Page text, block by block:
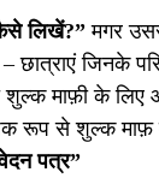
कैसे लिखें?” मगर
जिनके
शुल्क माफ़ी के
रूप से शुल्क
पत्र”